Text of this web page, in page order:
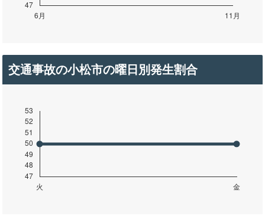
交通事故の小松市の曜日別発生割合